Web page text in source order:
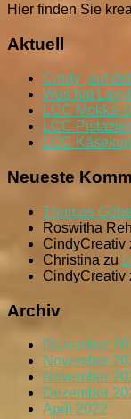
Hier finden Sie
Aktuell
Cindy „auf
Was hat
LCC Mokka-
LCC
LCC
Neueste
Thomas Göbel
Roswitha
CindyCreativ
Christina zu
CindyCreativ
Archiv
Dezember
November
November
Dezember
April 2022